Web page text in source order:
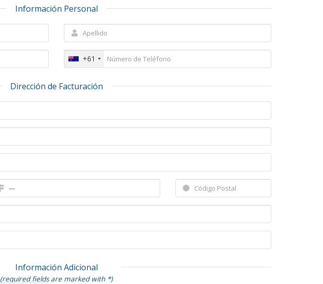
Información Personal
+61
Dirección de Facturación
Información Adicional
(required fields are marked with *)